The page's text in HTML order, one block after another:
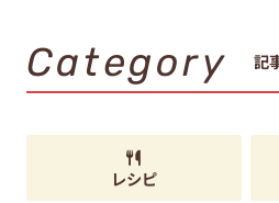
Category 記
レシピ